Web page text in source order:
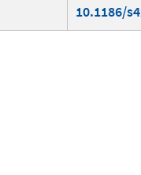
10.1186/